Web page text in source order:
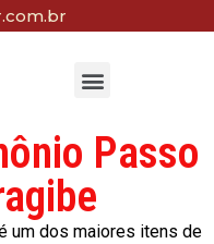
Passo
um dos maiores itens de